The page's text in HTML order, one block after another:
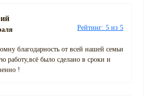
Рейтинг: 5 из 5
благодарность от всей нашей семьи
работу,всё было сделано в сроки и
!